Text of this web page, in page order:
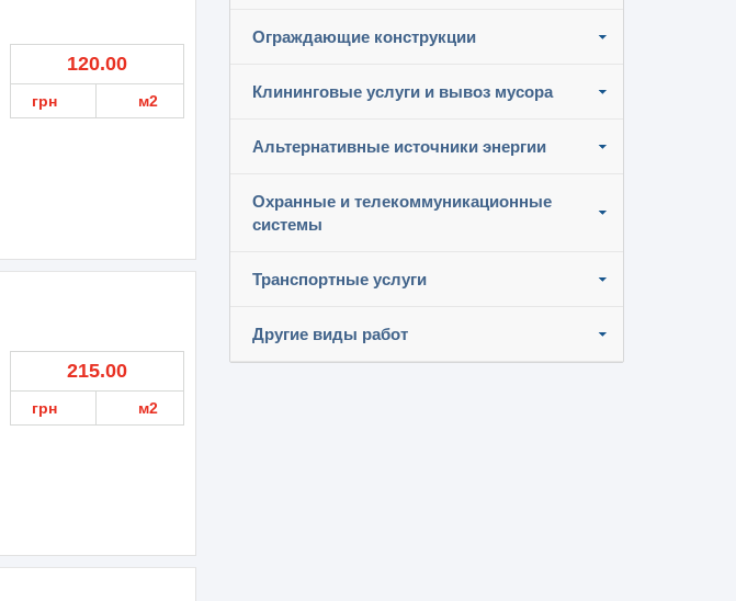
Ограждающие конструкции
Клининговые услуги и вывоз мусора
Альтернативные источники энергии
Охранные и телекоммуникационные
системы
Транспортные услуги
Другие виды работ
120.00
грн м2
215.00
грн м2